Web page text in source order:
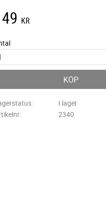
KR
KÖP
I lager
2340